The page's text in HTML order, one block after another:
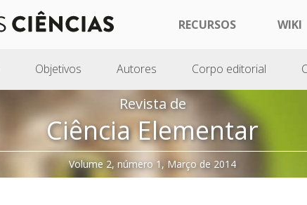
RECURSOS WIKI
Objetivos Autores Corpo editorial
Revista de
Ciência Elementar
Volume 2, número 1, Março de 2014